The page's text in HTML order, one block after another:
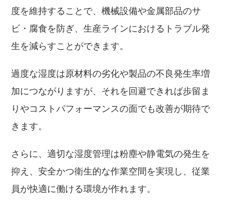
度を維持することで、機械設備や金属部品のサ
ビ・腐食を防ぎ、生産ラインにおけるトラブル発
生を減らすことができます。
過度な湿度は原材料の劣化や製品の不良発生率増
加につながりますが、それを回避できれば歩留ま
りやコストパフォーマンスの面でも改善が期待で
きます。
さらに、適切な湿度管理は粉塵や静電気の発生を
抑え、安全かつ衛生的な作業空間を実現し、従業
員が快適に働ける環境が作れます。